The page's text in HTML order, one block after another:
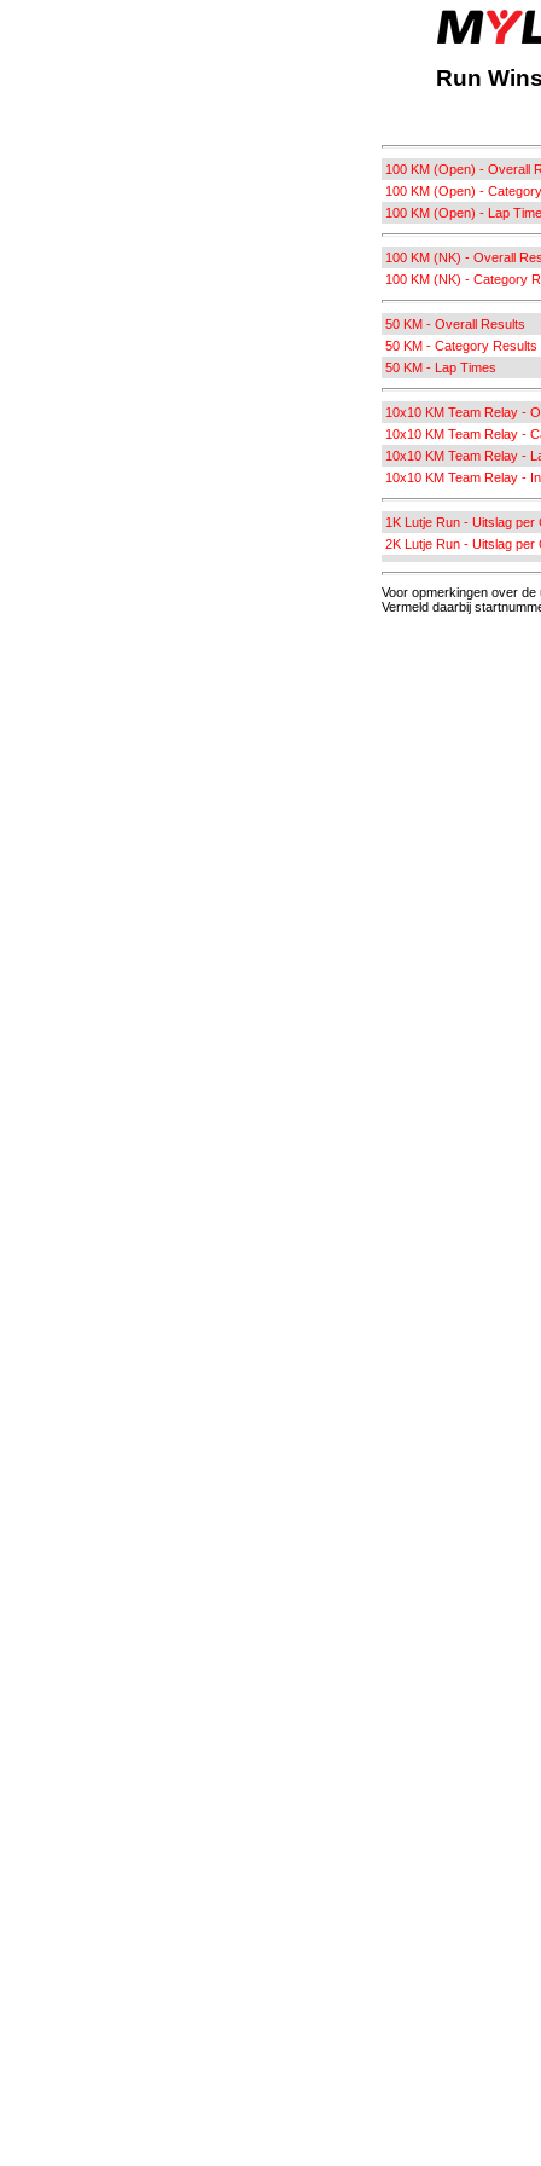
Run
100 KM (Open) - Overall
100 KM (Open) -
100 KM (Open) - Lap
100 KM (NK) - Overall
100 KM (NK) - Category
50 KM - Overall Results
50 KM - Category Results
50 KM - Lap Times
10x10 KM Team Relay -
10x10 KM Team Relay -
10x10 KM Team Relay -
10x10 KM Team Relay -
1K Lutje Run - Uitslag per
2K Lutje Run - Uitslag per
Voor opmerkingen over
Vermeld daarbij